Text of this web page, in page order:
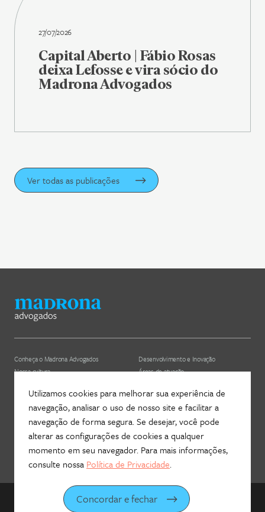
27/07/2026
Capital Aberto | Fábio Rosas
deixa Lefosse e vira sócio do
Madrona Advogados
Ver todas as publicações
Conheça o Madrona Advogados
Nossa cultura
Desenvolvimento e Inovação
Áreas de atuação
Hub Madrona
Vem ser Madrona
Proteção de Dados e Privacidade
Contato
Newsletter
Fale com a gente!
©2026Madrona Advogados
Utilizamos cookies para melhorar sua experiência de
navegação, analisar o uso de nosso site e facilitar a
navegação de forma segura. Se desejar, você pode
alterar as configurações de cookies a qualquer
momento em seu navegador. Para mais informações,
consulte nossa Política de Privacidade.
Concordar e fechar